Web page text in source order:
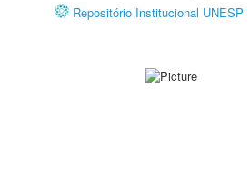
Repositório Institucional UNESP